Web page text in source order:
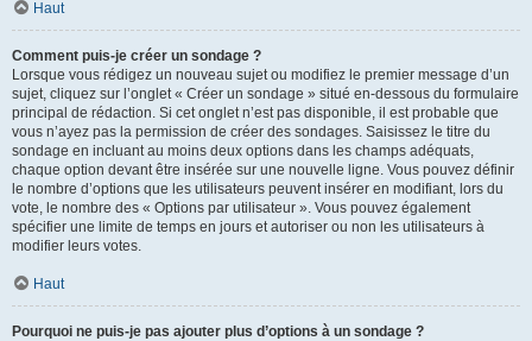
Haut
Comment puis-je créer un sondage ?
Lorsque vous rédigez un nouveau sujet ou modifiez le premier message d’un
sujet, cliquez sur l’onglet « Créer un sondage » situé en-dessous du formulaire
principal de rédaction. Si cet onglet n’est pas disponible, il est probable que
vous n’ayez pas la permission de créer des sondages. Saisissez le titre du
sondage en incluant au moins deux options dans les champs adéquats,
chaque option devant être insérée sur une nouvelle ligne. Vous pouvez définir
le nombre d’options que les utilisateurs peuvent insérer en modifiant, lors du
vote, le nombre des « Options par utilisateur ». Vous pouvez également
spécifier une limite de temps en jours et autoriser ou non les utilisateurs à
modifier leurs votes.
Haut
Pourquoi ne puis-je pas ajouter plus d’options à un sondage ?